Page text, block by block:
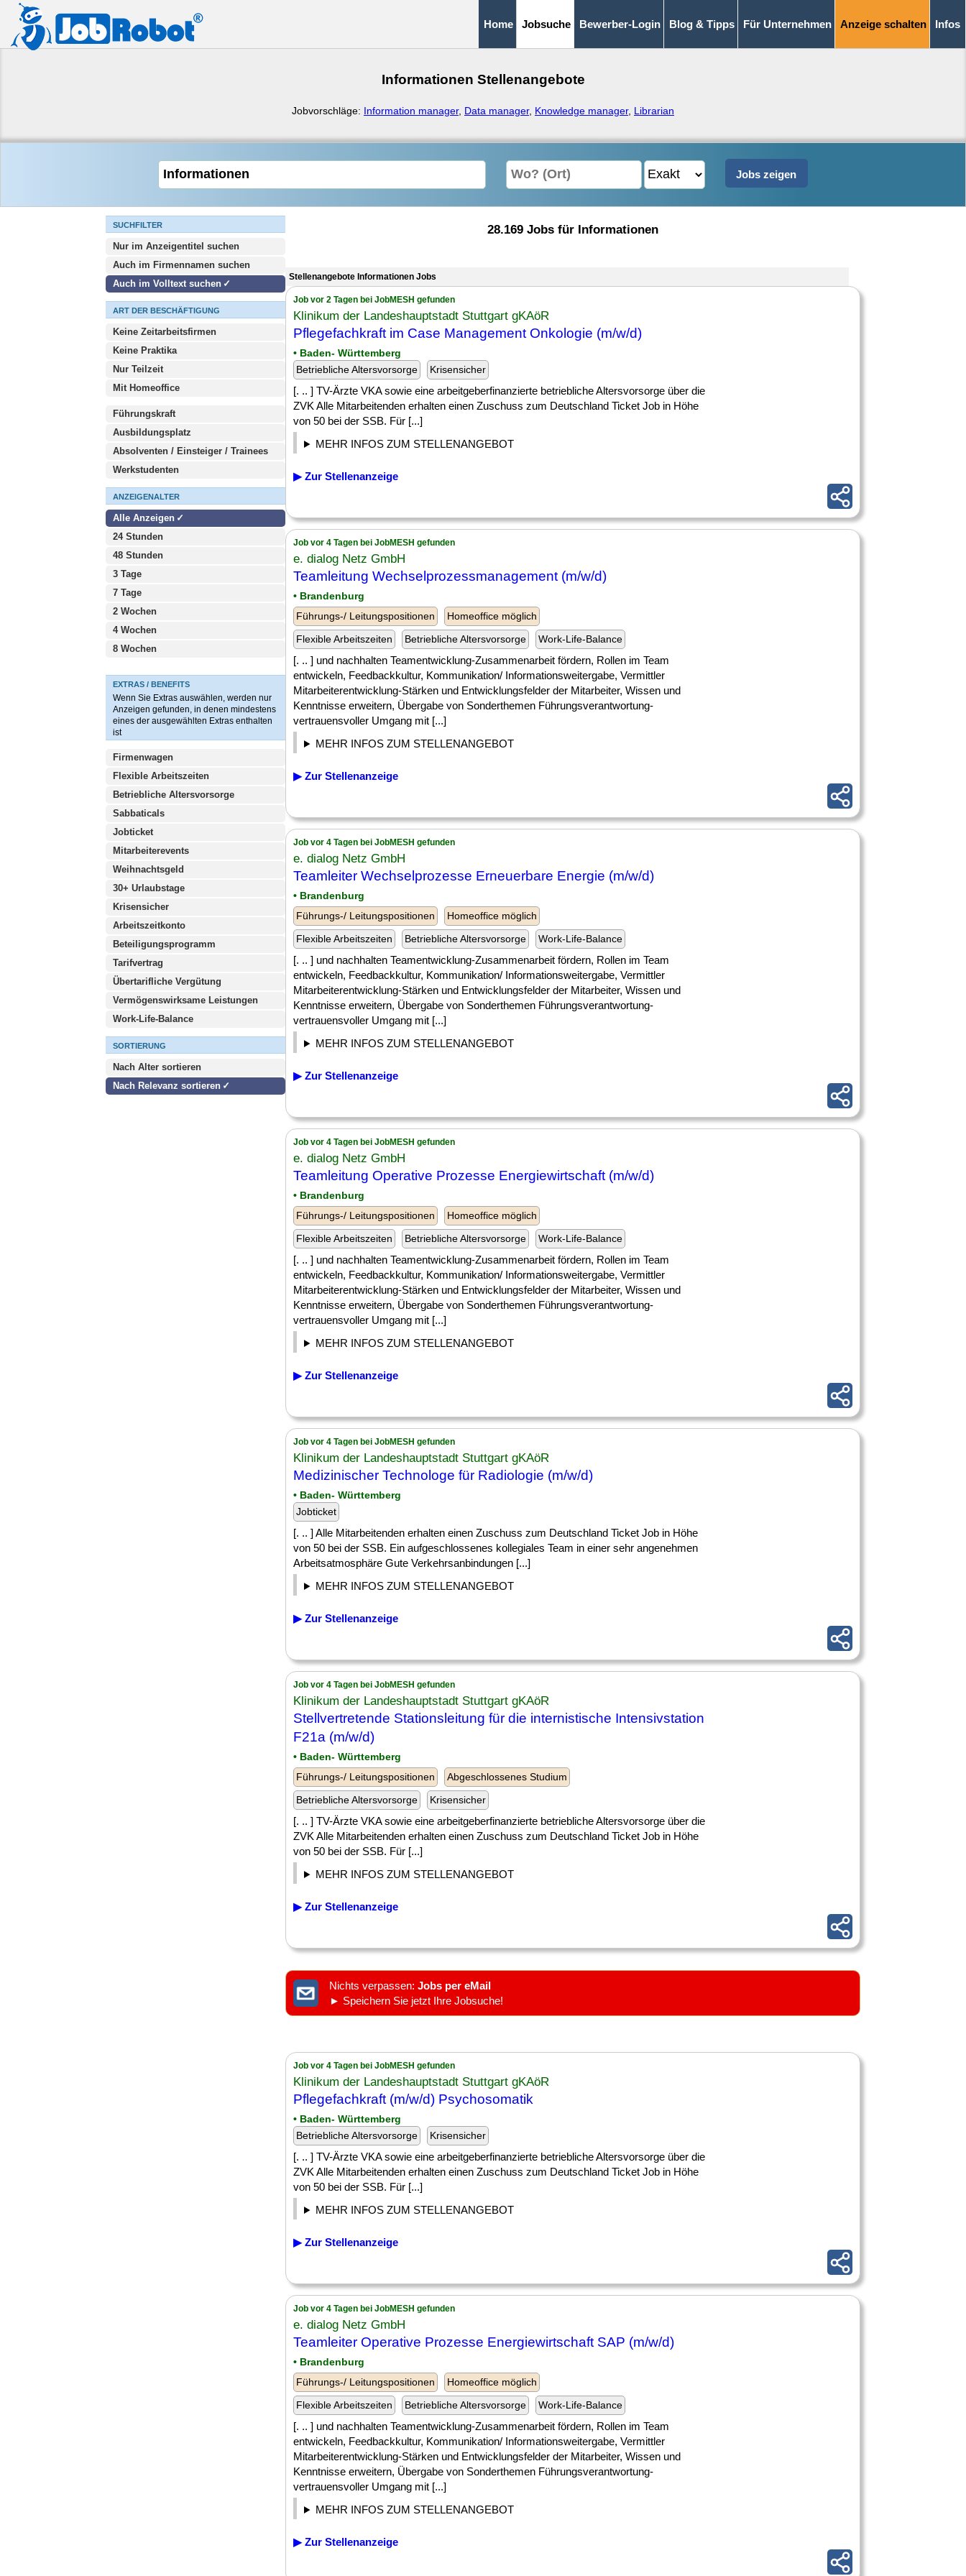
Home Jobsuche Bewerber-Login Blog & Tipps Für Unternehmen Anzeige schalten Infos
Informationen Stellenangebote
Jobvorschläge: Information manager, Data manager, Knowledge manager, Librarian
SUCHFILTER
Nur im Anzeigentitel suchen
Auch im Firmennamen suchen
Auch im Volltext suchen
ART DER BESCHÄFTIGUNG
Keine Zeitarbeitsfirmen
Keine Praktika
Nur Teilzeit
Mit Homeoffice
Führungskraft
Ausbildungsplatz
Absolventen / Einsteiger / Trainees
Werkstudenten
ANZEIGENALTER
Alle Anzeigen
24 Stunden
48 Stunden
3 Tage
7 Tage
2 Wochen
4 Wochen
8 Wochen
EXTRAS / BENEFITS
Wenn Sie Extras auswählen, werden nur
Anzeigen gefunden, in denen mindestens
eines der ausgewählten Extras enthalten
ist
Firmenwagen
Flexible Arbeitszeiten
Betriebliche Altersvorsorge
Sabbaticals
Jobticket
Mitarbeiterevents
Weihnachtsgeld
30+ Urlaubstage
Krisensicher
Arbeitszeitkonto
Beteiligungsprogramm
Tarifvertrag
Übertarifliche Vergütung
Vermögenswirksame Leistungen
Work-Life-Balance
SORTIERUNG
Nach Alter sortieren
Nach Relevanz sortieren
28.169 Jobs für Informationen
Stellenangebote Informationen Jobs
Job vor 2 Tagen bei JobMESH gefunden
Klinikum der Landeshauptstadt Stuttgart gKAöR
Pflegefachkraft im Case Management Onkologie (m/w/d)
• Baden- Württemberg
Betriebliche Altersvorsorge
Krisensicher
[. .. ] TV-Ärzte VKA sowie eine arbeitgeberfinanzierte betriebliche Altersvorsorge über die
ZVK Alle Mitarbeitenden erhalten einen Zuschuss zum Deutschland Ticket Job in Höhe
von 50 bei der SSB. Für [...]
MEHR INFOS ZUM STELLENANGEBOT
▶ Zur Stellenanzeige
Job vor 4 Tagen bei JobMESH gefunden
e. dialog Netz GmbH
Teamleitung Wechselprozessmanagement (m/w/d)
• Brandenburg
Führungs-/ Leitungspositionen
Homeoffice möglich
Flexible Arbeitszeiten
Betriebliche Altersvorsorge Work-Life-Balance
[. .. ] und nachhalten Teamentwicklung-Zusammenarbeit fördern, Rollen im Team
entwickeln, Feedbackkultur, Kommunikation/ Informationsweitergabe, Vermittler
Mitarbeiterentwicklung-Stärken und Entwicklungsfelder der Mitarbeiter, Wissen und
Kenntnisse erweitern, Übergabe von Sonderthemen Führungsverantwortung-
vertrauensvoller Umgang mit [...]
MEHR INFOS ZUM STELLENANGEBOT
▶ Zur Stellenanzeige
Job vor 4 Tagen bei JobMESH gefunden
e. dialog Netz GmbH
Teamleiter Wechselprozesse Erneuerbare Energie (m/w/d)
• Brandenburg
Führungs-/ Leitungspositionen
Homeoffice möglich
Flexible Arbeitszeiten
Betriebliche Altersvorsorge Work-Life-Balance
[. .. ] und nachhalten Teamentwicklung-Zusammenarbeit fördern, Rollen im Team
entwickeln, Feedbackkultur, Kommunikation/ Informationsweitergabe, Vermittler
Mitarbeiterentwicklung-Stärken und Entwicklungsfelder der Mitarbeiter, Wissen und
Kenntnisse erweitern, Übergabe von Sonderthemen Führungsverantwortung-
vertrauensvoller Umgang mit [...]
MEHR INFOS ZUM STELLENANGEBOT
▶ Zur Stellenanzeige
Job vor 4 Tagen bei JobMESH gefunden
e. dialog Netz GmbH
Teamleitung Operative Prozesse Energiewirtschaft (m/w/d)
• Brandenburg
Führungs-/ Leitungspositionen
Homeoffice möglich
Flexible Arbeitszeiten
Betriebliche Altersvorsorge Work-Life-Balance
[. .. ] und nachhalten Teamentwicklung-Zusammenarbeit fördern, Rollen im Team
entwickeln, Feedbackkultur, Kommunikation/ Informationsweitergabe, Vermittler
Mitarbeiterentwicklung-Stärken und Entwicklungsfelder der Mitarbeiter, Wissen und
Kenntnisse erweitern, Übergabe von Sonderthemen Führungsverantwortung-
vertrauensvoller Umgang mit [...]
MEHR INFOS ZUM STELLENANGEBOT
▶ Zur Stellenanzeige
Job vor 4 Tagen bei JobMESH gefunden
Klinikum der Landeshauptstadt Stuttgart gKAöR
Medizinischer Technologe für Radiologie (m/w/d)
• Baden- Württemberg
Jobticket
[. .. ] Alle Mitarbeitenden erhalten einen Zuschuss zum Deutschland Ticket Job in Höhe
von 50 bei der SSB. Ein aufgeschlossenes kollegiales Team in einer sehr angenehmen
Arbeitsatmosphäre Gute Verkehrsanbindungen [...]
MEHR INFOS ZUM STELLENANGEBOT
▶ Zur Stellenanzeige
Job vor 4 Tagen bei JobMESH gefunden
Klinikum der Landeshauptstadt Stuttgart gKAöR
Stellvertretende Stationsleitung für die internistische Intensivstation
F21a (m/w/d)
• Baden- Württemberg
Führungs-/ Leitungspositionen
Abgeschlossenes Studium
Betriebliche Altersvorsorge
Krisensicher
[. .. ] TV-Ärzte VKA sowie eine arbeitgeberfinanzierte betriebliche Altersvorsorge über die
ZVK Alle Mitarbeitenden erhalten einen Zuschuss zum Deutschland Ticket Job in Höhe
von 50 bei der SSB. Für [...]
MEHR INFOS ZUM STELLENANGEBOT
▶ Zur Stellenanzeige
Nichts verpassen: Jobs per eMail
► Speichern Sie jetzt Ihre Jobsuche!
Job vor 4 Tagen bei JobMESH gefunden
Klinikum der Landeshauptstadt Stuttgart gKAöR
Pflegefachkraft (m/w/d) Psychosomatik
• Baden- Württemberg
Betriebliche Altersvorsorge
Krisensicher
[. .. ] TV-Ärzte VKA sowie eine arbeitgeberfinanzierte betriebliche Altersvorsorge über die
ZVK Alle Mitarbeitenden erhalten einen Zuschuss zum Deutschland Ticket Job in Höhe
von 50 bei der SSB. Für [...]
MEHR INFOS ZUM STELLENANGEBOT
▶ Zur Stellenanzeige
Job vor 4 Tagen bei JobMESH gefunden
e. dialog Netz GmbH
Teamleiter Operative Prozesse Energiewirtschaft SAP (m/w/d)
• Brandenburg
Führungs-/ Leitungspositionen
Homeoffice möglich
Flexible Arbeitszeiten
Betriebliche Altersvorsorge Work-Life-Balance
[. .. ] und nachhalten Teamentwicklung-Zusammenarbeit fördern, Rollen im Team
entwickeln, Feedbackkultur, Kommunikation/ Informationsweitergabe, Vermittler
Mitarbeiterentwicklung-Stärken und Entwicklungsfelder der Mitarbeiter, Wissen und
Kenntnisse erweitern, Übergabe von Sonderthemen Führungsverantwortung-
vertrauensvoller Umgang mit [...]
MEHR INFOS ZUM STELLENANGEBOT
▶ Zur Stellenanzeige